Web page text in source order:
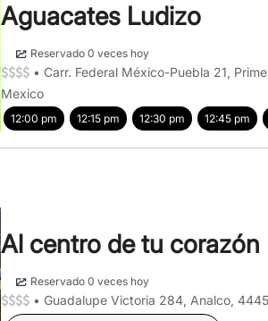
Aguacates Ludizo
Reservado 0 veces hoy
• Carr. Federal México-Puebla 21,
Mexico
12:00 pm 12:15 pm 12:30 pm 12:45 pm
Al centro de tu corazón
Reservado 0 veces hoy
• Guadalupe Victoria 284, Analco,